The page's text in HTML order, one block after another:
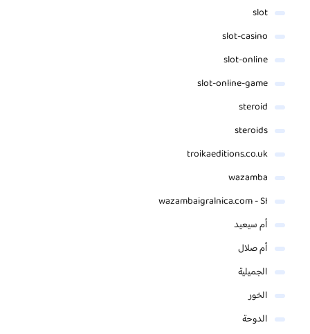
slot
slot-casino
slot-online
slot-online-game
steroid
steroids
troikaeditions.co.uk
wazamba
wazambaigralnica.com - SI
أم سيعيد
أم صلال
الجميلية
الخور
الدوحة